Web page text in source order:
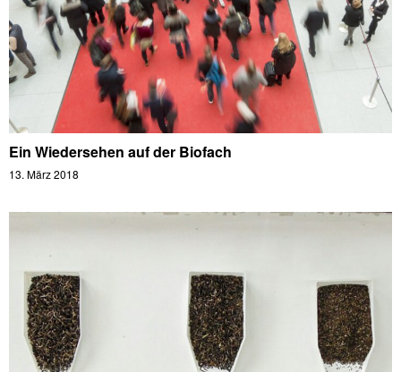
Ein Wiedersehen auf der Biofach
13. März 2018